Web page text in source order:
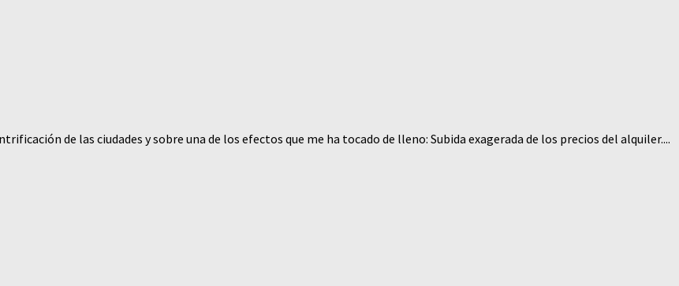
de las ciudades y sobre una de los efectos que me ha tocado de lleno: Subida exagerada de los precios del alquiler....